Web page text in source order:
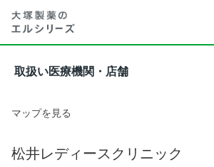
取扱い医療機関・店舗
マップを見る
松井レディースクリニック